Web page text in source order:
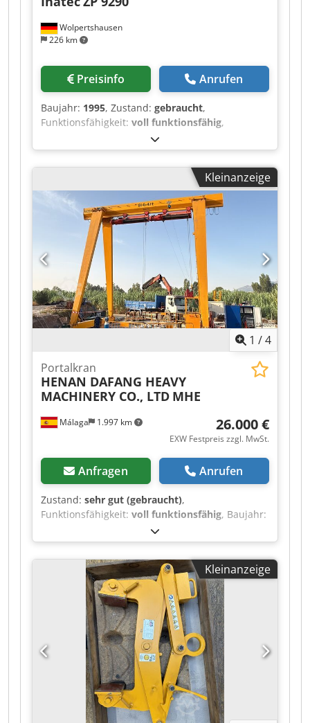
Wolpertshausen
226 km
Preisinfo Anrufen
Baujahr: 1995, Zustand: gebraucht,
Funktionsfähigkeit: voll funktionsfähig,
Maschinen-/Fahrzeugnummer:
Schmelzklebstoffauftragsmaschine Typ ZP 9290 -
Tankinhalt 90 l - Heizleistung 5,5 KW -
Schmelzleistung 12 kg Dedozrm Hlopfx Al Aekr -
elektrischer Anschluss 400 V - Schaltplan und
Betriebsanleitungen / sonstige Dokumente im
Anhang oder Vorhanden Besichtigung nach
Terminvereinbarung in 06502 Thale
Kleinanzeige
1 /4
Málaga 1.997 km
Portalkran
HENAN DAFANG HEAVY
MACHINERY CO., LTD MHE
26.000 €
EXW Festpreis zzgl. MwSt.
Anfragen Anrufen
Zustand: sehr gut (gebraucht),
Funktionsfähigkeit: voll funktionsfähig, Baujahr:
8.000 kg, Hubhöhe:
Batteriespannung:380 V, DGUV geprüft bis:
06/2030, Gesamtgewicht:10.000 kg,
Gesamthöhe:9.900 mm , Ausstattung:CE-
Kennzeichnung, Zum Verkauf steht ein
zweischieniger Portalkran auf Schienen,
hergestellt im Jahr 2025 und mit nur 5 Monaten
Betrieb. Der Kran befindet sich in
einwandfreiem Zustand, ist voll funktionsfähig
und kann vor dem Kauf besichtigt werden.
Wesentliche Merkmale: Kapazität: 8 t durch zwei
unabhängige Hebezeuge mit je 4 t auf dem
Hauptträger Abstand zwischen den Stützen: 8 m
Hubhöhe: 7 m Ausleger: 1,75 m auf jeder Seite
Kleinanzeige